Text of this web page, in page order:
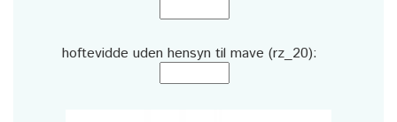
hoftevidde uden hensyn til mave (rz_20):